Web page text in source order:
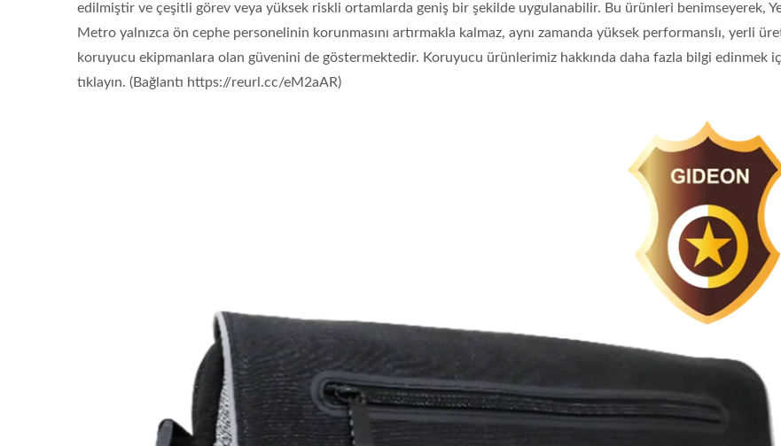
edilmiştir ve çeşitli görev veya yüksek riskli ortamlarda geniş bir şekilde uygulanabilir. Bu ürünleri benimseyerek,
Metro yalnızca ön cephe personelinin korunmasını artırmakla kalmaz, aynı zamanda yüksek performanslı, yerli
koruyucu ekipmanlara olan güvenini de göstermektedir. Koruyucu ürünlerimiz hakkında daha fazla bilgi edinmek
tıklayın. (Bağlantı https://reurl.cc/eM2aAR)